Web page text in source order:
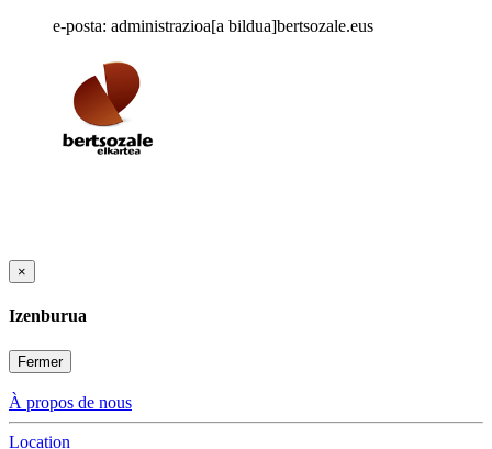
e-posta: administrazioa[a bildua]bertsozale.eus
×
Izenburua
Fermer
À propos de nous
Location